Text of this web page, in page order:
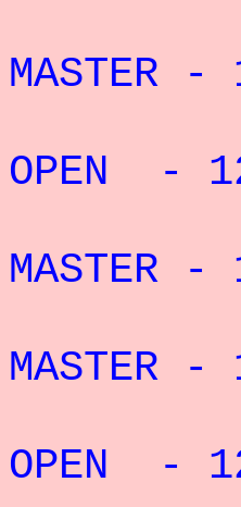
3°
MASTER
4°
OPEN -
4°
MASTER
4°
MASTER
6°
OPEN -